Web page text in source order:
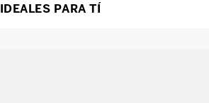
IDEALES PARA TÍ